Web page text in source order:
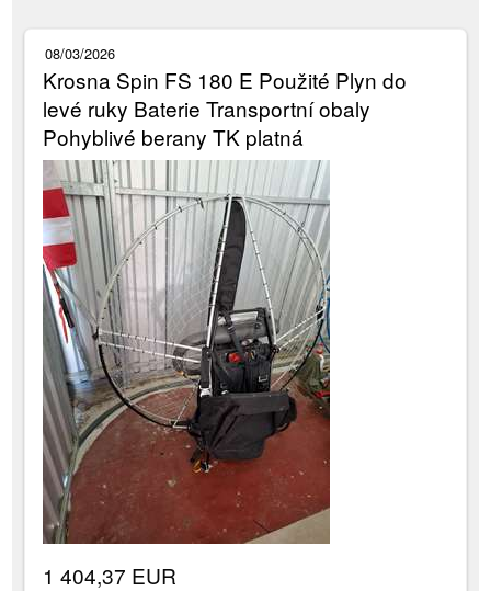
08/03/2026
Krosna Spin FS 180 E Použité Plyn do
levé ruky Baterie Transportní obaly
Pohyblivé berany TK platná
1 404,37 EUR